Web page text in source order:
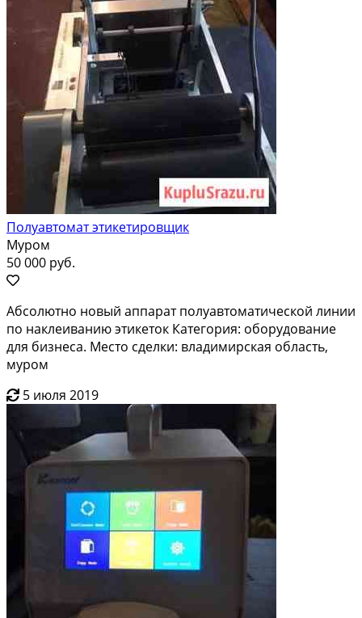
Полуавтомат этикетировщик
Муром
50 000 руб.
Абсолютно новый аппарат полуавтоматической линии
по наклеиванию этикеток Категория: оборудование
для бизнеса. Место сделки: владимирская область,
муром
5 июля 2019